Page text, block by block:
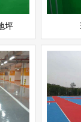
坪
运动场
查看详情